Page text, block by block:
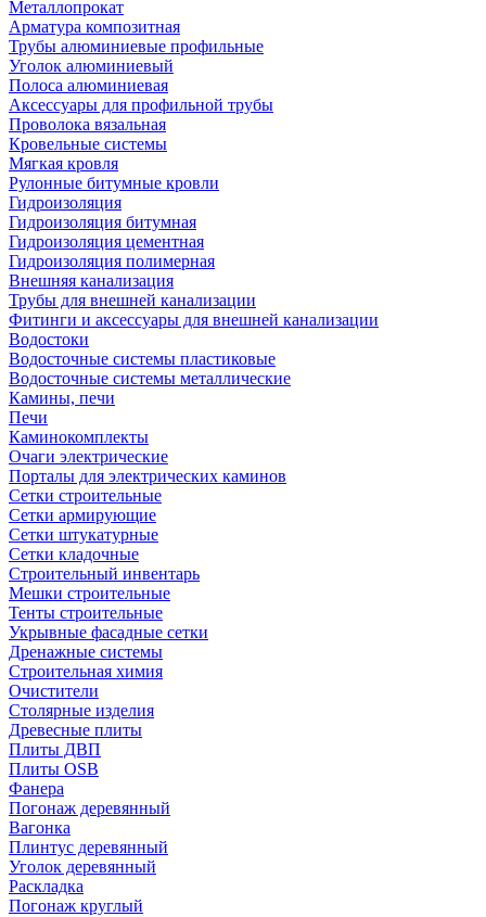
Металлопрокат
Арматура композитная
Трубы алюминиевые профильные
Уголок алюминиевый
Полоса алюминиевая
Аксессуары для профильной трубы
Проволока вязальная
Кровельные системы
Мягкая кровля
Рулонные битумные кровли
Гидроизоляция
Гидроизоляция битумная
Гидроизоляция цементная
Гидроизоляция полимерная
Внешняя канализация
Трубы для внешней канализации
Фитинги и аксессуары для внешней канализации
Водостоки
Водосточные системы пластиковые
Водосточные системы металлические
Камины, печи
Печи
Каминокомплекты
Очаги электрические
Порталы для электрических каминов
Сетки строительные
Сетки армирующие
Сетки штукатурные
Сетки кладочные
Строительный инвентарь
Мешки строительные
Тенты строительные
Укрывные фасадные сетки
Дренажные системы
Строительная химия
Очистители
Столярные изделия
Древесные плиты
Плиты ДВП
Плиты OSB
Фанера
Погонаж деревянный
Вагонка
Плинтус деревянный
Уголок деревянный
Раскладка
Погонаж круглый